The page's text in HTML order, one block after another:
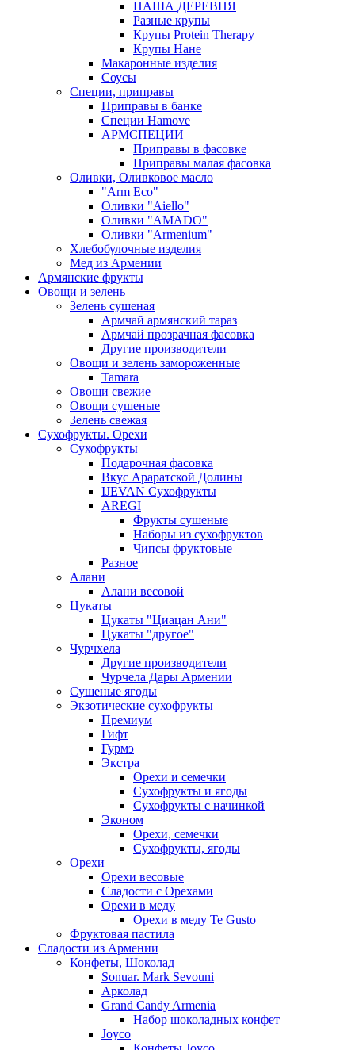
НАША ДЕРЕВНЯ
Разные крупы
Крупы Protein Therapy
Крупы Нане
Макаронные изделия
Соусы
Специи, приправы
Приправы в банке
Специи Hamove
АРМСПЕЦИИ
Приправы в фасовке
Приправы малая фасовка
Оливки, Оливковое масло
"Arm Eco"
Оливки "Aiello"
Оливки "AMADO"
Оливки "Armenium"
Хлебобулочные изделия
Мед из Армении
Армянские фрукты
Овощи и зелень
Зелень сушеная
Армчай армянский тараз
Армчай прозрачная фасовка
Другие производители
Овощи и зелень замороженные
Tamara
Овощи свежие
Овощи сушеные
Зелень свежая
Сухофрукты. Орехи
Сухофрукты
Подарочная фасовка
Вкус Араратской Долины
IJEVAN Сухофрукты
AREGI
Фрукты сушеные
Наборы из сухофруктов
Чипсы фруктовые
Разное
Алани
Алани весовой
Цукаты
Цукаты "Циацан Ани"
Цукаты "другое"
Чурчхела
Другие производители
Чурчела Дары Армении
Сушеные ягоды
Экзотические сухофрукты
Премиум
Гифт
Гурмэ
Экстра
Орехи и семечки
Сухофрукты и ягоды
Сухофрукты с начинкой
Эконом
Орехи, семечки
Сухофрукты, ягоды
Орехи
Орехи весовые
Сладости с Орехами
Орехи в меду
Орехи в меду Te Gusto
Фруктовая пастила
Сладости из Армении
Конфеты, Шоколад
Sonuar. Mark Sevouni
Арколад
Grand Candy Armenia
Набор шоколадных конфет
Joyco